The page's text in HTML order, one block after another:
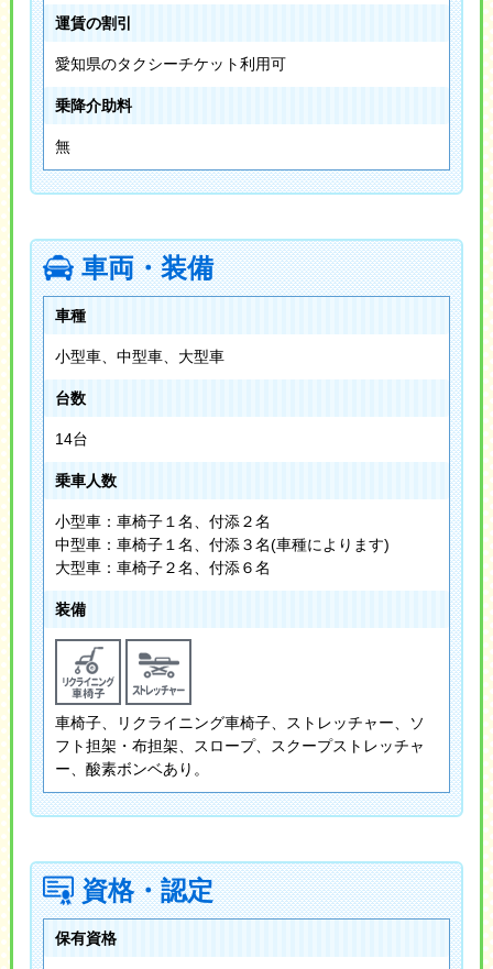
運賃の割引
愛知県のタクシーチケット利用可
乗降介助料
無
車両・装備
車種
小型車、中型車、大型車
台数
14台
乗車人数
小型車：車椅子１名、付添２名
中型車：車椅子１名、付添３名(車種によります)
大型車：車椅子２名、付添６名
装備
車椅子、リクライニング車椅子、ストレッチャー、ソ
フト担架・布担架、スロープ、スクープストレッチャ
ー、酸素ボンベあり。
資格・認定
保有資格